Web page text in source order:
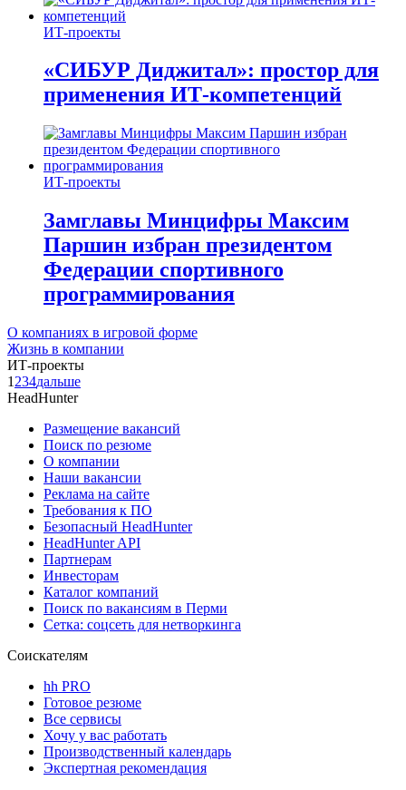
ИТ-проекты
«СИБУР Диджитал»: простор для
применения ИТ-компетенций
ИТ-проекты
Замглавы Минцифры Максим
Паршин избран президентом
Федерации спортивного
программирования
О компаниях в игровой форме
Жизнь в компании
ИТ-проекты
1 234дальше
HeadHunter
Размещение вакансий
Поиск по резюме
О компании
Наши вакансии
Реклама на сайте
Требования к ПО
Безопасный HeadHunter
HeadHunter API
Партнерам
Инвесторам
Каталог компаний
Поиск по вакансиям в Перми
Сетка: соцсеть для нетворкинга
Соискателям
hh PRO
Готовое резюме
Все сервисы
Хочу у вас работать
Производственный календарь
Экспертная рекомендация